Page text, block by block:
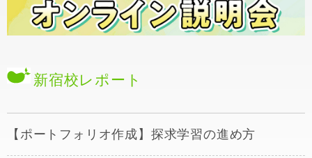
新宿校レポート
【ポートフォリオ作成】探求学習の進め方